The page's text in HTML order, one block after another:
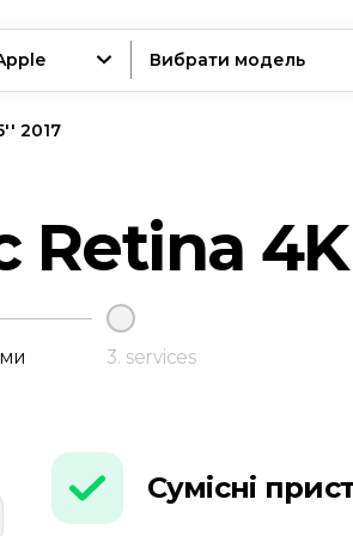
Вибрати модель
2017
4K
3. services
Сумісні